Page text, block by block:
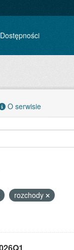
O serwisie
rozchody